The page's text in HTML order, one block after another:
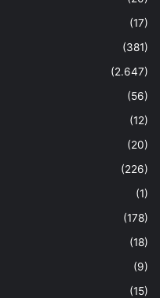
(17)
(381)
(2.647)
(56)
(12)
(20)
(226)
(1)
(178)
(18)
(9)
(15)